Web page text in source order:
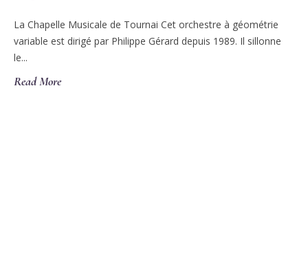
La Chapelle Musicale de Tournai Cet orchestre à géométrie
variable est dirigé par Philippe Gérard depuis 1989. Il sillonne
le...
Read More